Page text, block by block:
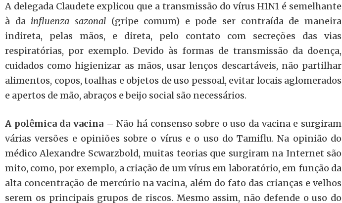
A delegada Claudete explicou que a transmissão do vírus H1N1 é semelhante
à da influenza sazonal(gripe comum) e pode ser contraída de maneira
indireta, pelas mãos, e direta, pelo contato com secreções das vias
respiratórias, por exemplo. Devido às formas de transmissão da doença,
cuidados como higienizar as mãos, usar lenços descartáveis, não partilhar
alimentos, copos, toalhas e objetos de uso pessoal, evitar locais aglomerados
e apertos de mão, abraços e beijo social são necessários.
A polêmica da vacina –Não há consenso sobre o uso da vacina e surgiram
várias versões e opiniões sobre o vírus e o uso do Tamiflu. Na opinião do
médico Alexandre Scwarzbold, muitas teorias que surgiram na Internet são
mito, como, por exemplo, a criação de um vírus em laboratório, em função da
alta concentração de mercúrio na vacina, além do fato das crianças e velhos
serem os principais grupos de riscos. Mesmo assim, não defende o uso do